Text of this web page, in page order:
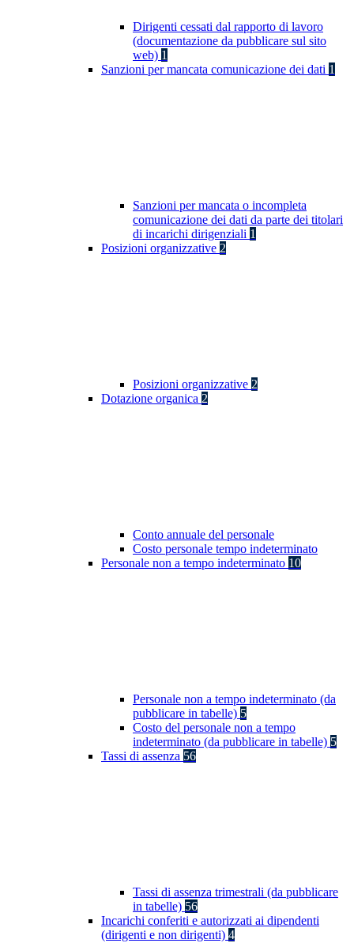
Dirigenti cessati dal rapporto di lavoro
(documentazione da pubblicare sul sito
web) 1
Sanzioni per mancata comunicazione dei dati 1
Sanzioni per mancata o incompleta
comunicazione dei dati da parte dei titolari
di incarichi dirigenziali 1
Posizioni organizzative 2
Posizioni organizzative 2
Dotazione organica 2
Conto annuale del personale
Costo personale tempo indeterminato
Personale non a tempo indeterminato 10
Personale non a tempo indeterminato (da
pubblicare in tabelle) 5
Costo del personale non a tempo
indeterminato (da pubblicare in tabelle) 5
Tassi di assenza 56
Tassi di assenza trimestrali (da pubblicare
in tabelle) 56
Incarichi conferiti e autorizzati ai dipendenti
(dirigenti e non dirigenti) 4